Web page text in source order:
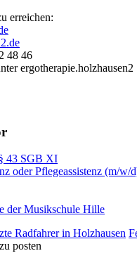
erreichen:
48 46
ergotherapie.holzhausen2
43 SGB XI
oder Pflegeassistenz (m/w/
der Musikschule Hille
Radfahrer in Holzhausen
posten